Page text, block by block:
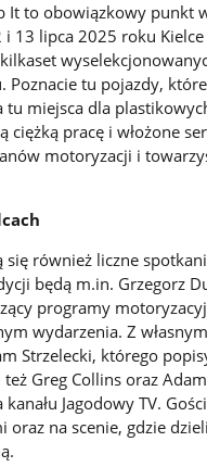
It to obowiązkowy punkt
i 13 lipca 2025 roku
Poznacie tu pojazdy,
tu miejsca dla
ciężką pracę i włożone
motoryzacji i
się również liczne
będą m.in. Grzegorz
programy
wydarzenia. Z
Strzelecki, którego
Greg Collins oraz
Jagodowy TV.
oraz na scenie, gdzie